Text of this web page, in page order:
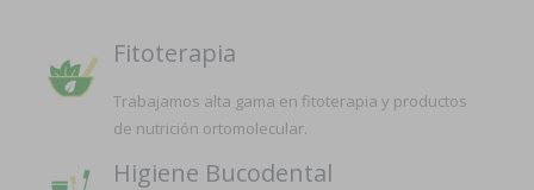
Fitoterapia
Trabajamos alta gama en fitoterapia y productos
de nutrición ortomolecular.
Higiene Bucodental